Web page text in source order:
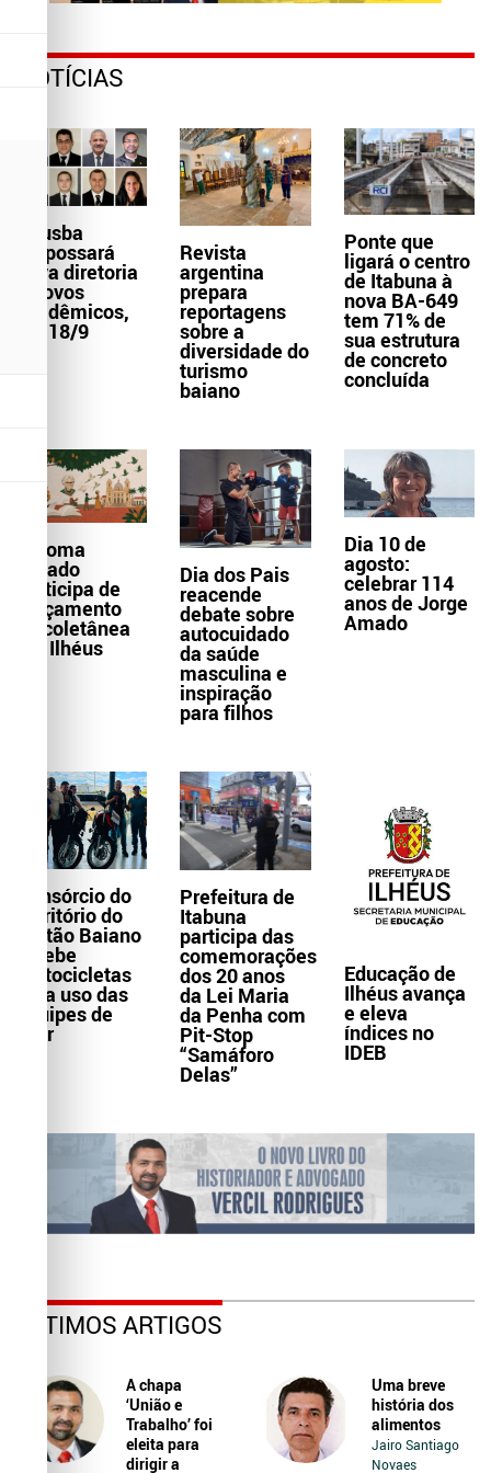
NOTÍCIAS
Aljusba
empossará
nova diretoria
e novos
acadêmicos,
dia 18/9
Revista
argentina
prepara
reportagens
sobre a
diversidade do
turismo
baiano
Ponte que
ligará o centro
de Itabuna à
nova BA-649
tem 71% de
sua estrutura
de concreto
concluída
Paloma
Amado
participa de
lançamento
de coletânea
em Ilhéus
Dia dos Pais
reacende
debate sobre
autocuidado
da saúde
masculina e
inspiração
para filhos
Dia 10 de
agosto:
celebrar 114
anos de Jorge
Amado
Consórcio do
Território do
Sertão Baiano
recebe
motocicletas
para uso das
equipes de
Ater
Prefeitura de
Itabuna
participa das
comemorações
dos 20 anos
da Lei Maria
da Penha com
Pit-Stop
“Samáforo
Delas”
Educação de
Ilhéus avança
e eleva
índices no
IDEB
ÚLTIMOS ARTIGOS
A chapa
‘União e
Trabalho’ foi
eleita para
dirigir a
Uma breve
história dos
alimentos
Jairo Santiago
Novaes